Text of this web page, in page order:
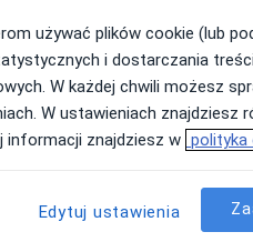
używać plików cookie (lub
i dostarczania
W każdej chwili możesz
W ustawieniach znajdziesz
informacji znajdziesz w polityka
Edytuj ustawienia